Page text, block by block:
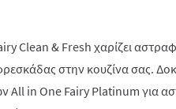
Clean & Fresh χαρίζει
στην κουζίνα σας.
All in One Fairy Platinum για